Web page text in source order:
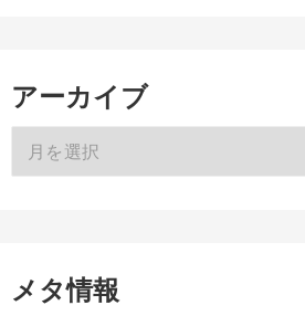
アーカイブ
メタ情報